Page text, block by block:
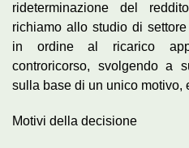
rideterminazione del
richiamo allo studio di
in ordine al ricarico
controricorso, svolgendo a
sulla base di un unico motivo,
Motivi della decisione